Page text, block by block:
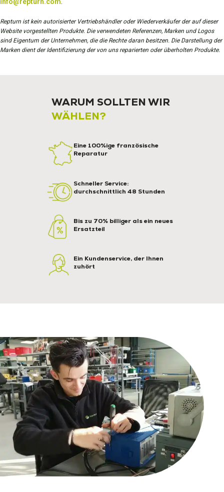
Repturn ist kein autorisierter Vertriebshändler oder Wiederverkäufer der auf dieser
Website vorgestellten Produkte. Die verwendeten Referenzen, Marken und Logos
sind Eigentum der Unternehmen, die die Rechte daran besitzen. Die Darstellung der
Marken dient der Identifizierung der von uns reparierten oder überholten Produkte.
WARUM SOLLTEN WIR
WÄHLEN?
Eine 100%ige französische
Reparatur
Schneller Service:
durchschnittlich 48 Stunden
Bis zu 70% billiger als ein neues
Ersatzteil
Ein Kundenservice, der Ihnen
zuhört